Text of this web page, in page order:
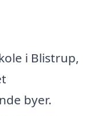
i Blistrup,
byer.